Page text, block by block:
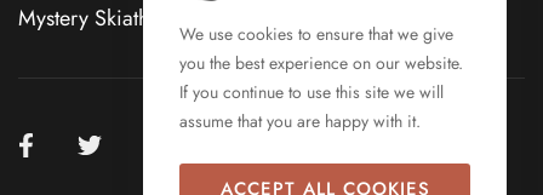
Mystery Skiathos Hotels Skiathos Town, Skiathos
We use cookies to ensure that we give
you the best experience on our website.
If you continue to use this site we will
assume that you are happy with it.
ACCEPT ALL COOKIES